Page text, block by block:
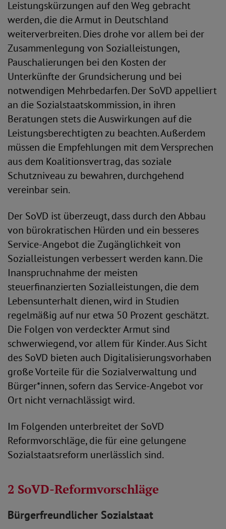
Leistungskürzungen auf den Weg gebracht
werden, die die Armut in Deutschland
weiterverbreiten. Dies drohe vor allem bei der
Zusammenlegung von Sozialleistungen,
Pauschalierungen bei den Kosten der
Unterkünfte der Grundsicherung und bei
notwendigen Mehrbedarfen. Der SoVD appelliert
an die Sozialstaatskommission, in ihren
Beratungen stets die Auswirkungen auf die
Leistungsberechtigten zu beachten. Außerdem
müssen die Empfehlungen mit dem Versprechen
aus dem Koalitionsvertrag, das soziale
Schutzniveau zu bewahren, durchgehend
vereinbar sein.
Der SoVD ist überzeugt, dass durch den Abbau
von bürokratischen Hürden und ein besseres
Service-Angebot die Zugänglichkeit von
Sozialleistungen verbessert werden kann. Die
Inanspruchnahme der meisten
steuerfinanzierten Sozialleistungen, die dem
Lebensunterhalt dienen, wird in Studien
regelmäßig auf nur etwa 50 Prozent geschätzt.
Die Folgen von verdeckter Armut sind
schwerwiegend, vor allem für Kinder. Aus Sicht
des SoVD bieten auch Digitalisierungsvorhaben
große Vorteile für die Sozialverwaltung und
Bürger*innen, sofern das Service-Angebot vor
Ort nicht vernachlässigt wird.
Im Folgenden unterbreitet der SoVD
Reformvorschläge, die für eine gelungene
Sozialstaatsreform unerlässlich sind.
2 SoVD-Reformvorschläge
Bürgerfreundlicher Sozialstaat